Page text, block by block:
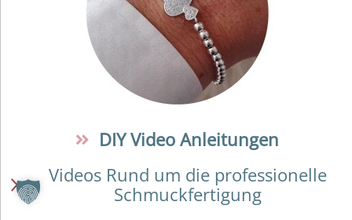
DIY Video Anleitungen
Videos Rund um die professionelle
Schmuckfertigung